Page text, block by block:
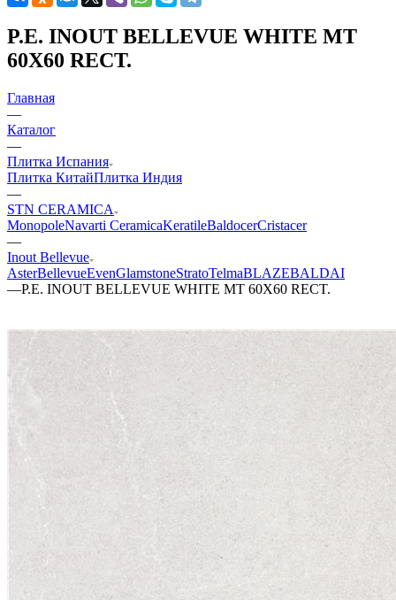
P.E. INOUT BELLEVUE WHITE MT
60X60 RECT.
Главная
—
Каталог
—
Плитка Испания
Плитка КитайПлитка Индия
—
STN CERAMICA
MonopoleNavarti CeramicaKeratileBaldocerCristacer
—
Inout Bellevue
AsterBellevueEvenGlamstoneStratoTelmaBLAZEBALDAI
—P.E. INOUT BELLEVUE WHITE MT 60X60 RECT.